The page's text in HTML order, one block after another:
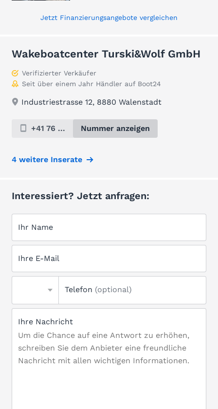
Jetzt Finanzierungsangebote vergleichen
Wakeboatcenter Turski&Wolf GmbH
Verifizierter Verkäufer
Seit über einem Jahr Händler auf Boot24
Industriestrasse 12, 8880 Walenstadt
+41 76 ... Nummer anzeigen
4 weitere Inserate
Interessiert? Jetzt anfragen:
Ihr Name
Ihre E-Mail
Telefon (optional)
Ihre Nachricht